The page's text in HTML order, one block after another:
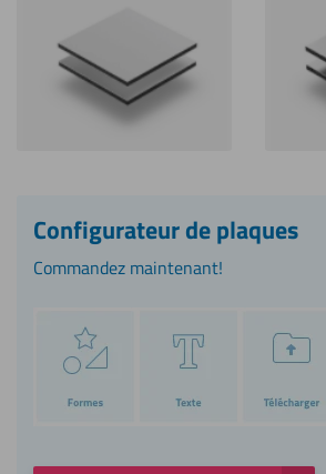
Configurateur de plaques
Commandez maintenant!